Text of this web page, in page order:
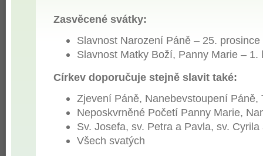
Zasvěcené svátky:
Slavnost Narození Páně – 25. prosince
Slavnost Matky Boží, Panny Marie – 1.
Církev doporučuje stejně slavit také:
Zjevení Páně, Nanebevstoupení Páně,
Neposkvrněné Početí Panny Marie,
Sv. Josefa, sv. Petra a Pavla, sv.
Všech svatých